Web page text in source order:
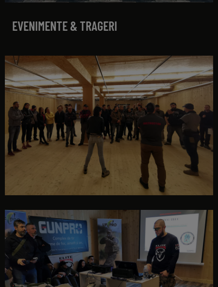
EVENIMENTE & TRAGERI
deschidere GUNPRO
eveniment